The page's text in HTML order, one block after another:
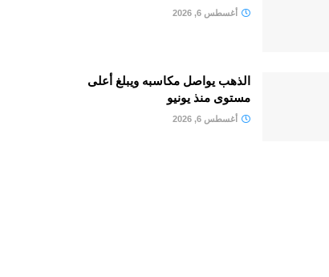
أغسطس 6, 2026
الذهب يواصل مكاسبه ويبلغ أعلى
مستوى منذ يونيو
أغسطس 6, 2026